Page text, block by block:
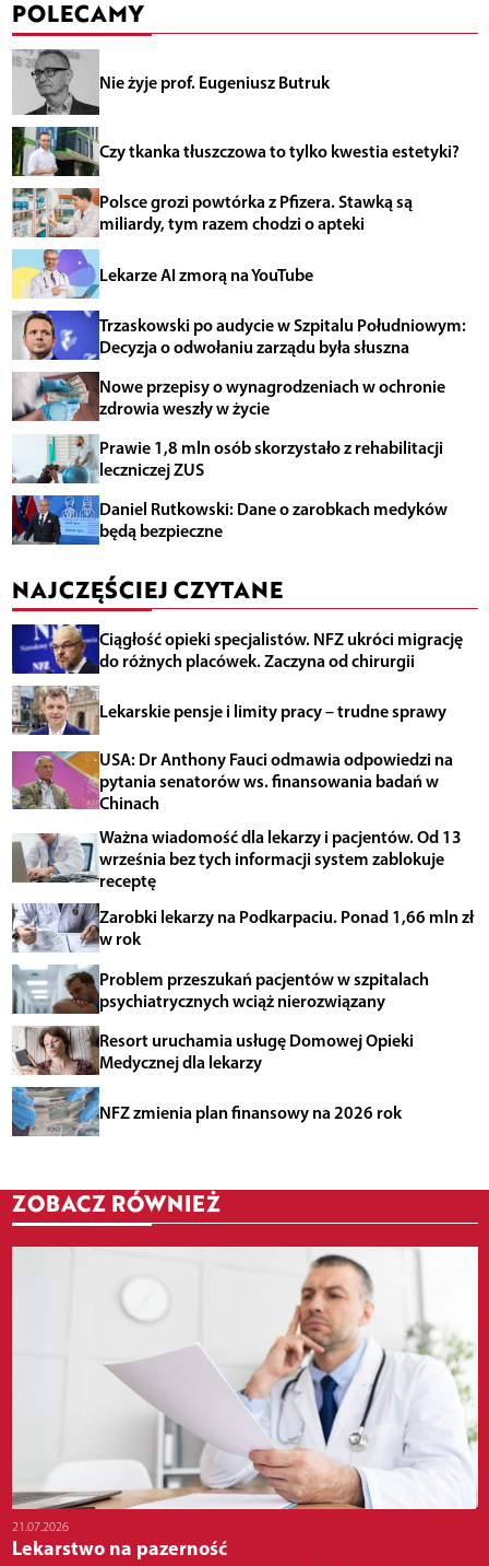
POLECAMY
Nie żyje prof. Eugeniusz Butruk
Czy tkanka tłuszczowa to tylko kwestia estetyki?
Polsce grozi powtórka z Pfizera. Stawką są
miliardy, tym razem chodzi o apteki
Lekarze AI zmorą na YouTube
Trzaskowski po audycie w Szpitalu Południowym:
Decyzja o odwołaniu zarządu była słuszna
Nowe przepisy o wynagrodzeniach w ochronie
zdrowia weszły w życie
Prawie 1,8 mln osób skorzystało z rehabilitacji
leczniczej ZUS
Daniel Rutkowski: Dane o zarobkach medyków
będą bezpieczne
NAJCZĘŚCIEJ CZYTANE
Ciągłość opieki specjalistów. NFZ ukróci migrację
do różnych placówek. Zaczyna od chirurgii
Lekarskie pensje i limity pracy – trudne sprawy
USA: Dr Anthony Fauci odmawia odpowiedzi na
pytania senatorów ws. finansowania badań w
Chinach
Ważna wiadomość dla lekarzy i pacjentów. Od 13
września bez tych informacji system zablokuje
receptę
Zarobki lekarzy na Podkarpaciu. Ponad 1,66 mln zł
w rok
Problem przeszukań pacjentów w szpitalach
psychiatrycznych wciąż nierozwiązany
Resort uruchamia usługę Domowej Opieki
Medycznej dla lekarzy
NFZ zmienia plan finansowy na 2026 rok
ZOBACZ RÓWNIEŻ
21.07.2026
Lekarstwo na pazerność